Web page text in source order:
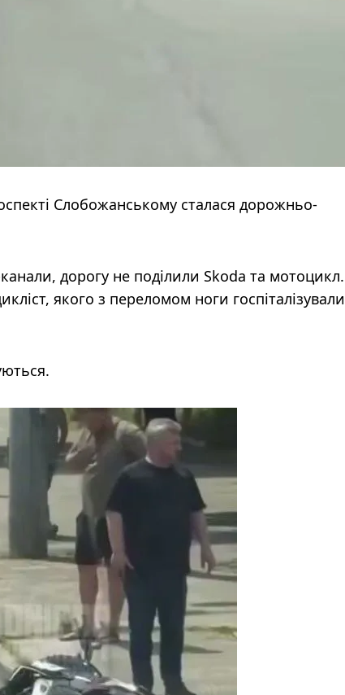
Слобожанському сталася дорожньо-
дорогу не поділили Skoda та мотоцикл.
якого з переломом ноги